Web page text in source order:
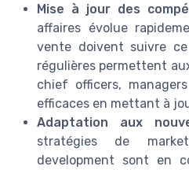
Mise à jour des
affaires évolue
vente doivent suivre
régulières permettent
chief officers,
efficaces en mettant à
Adaptation aux
stratégies de
development sont en